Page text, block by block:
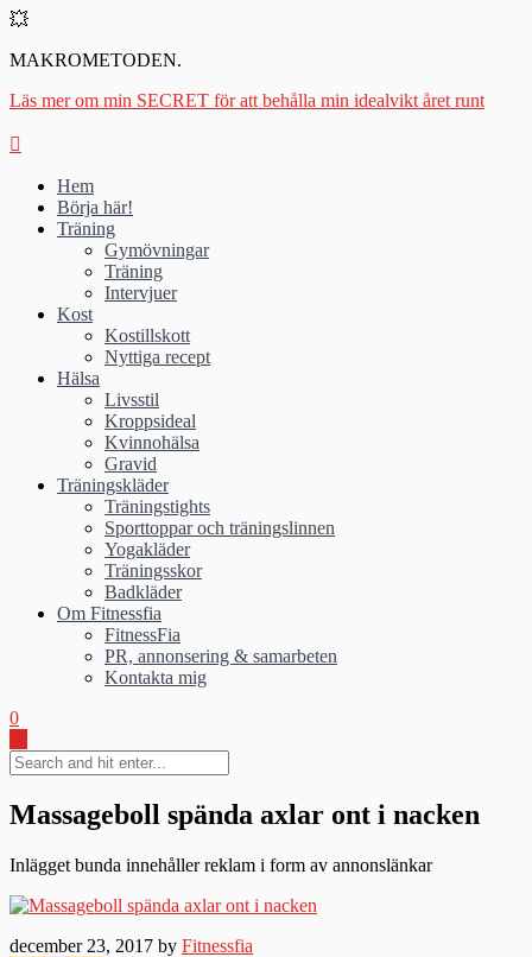
💥
MAKROMETODEN.
Läs mer om min SECRET för att behålla min idealvikt året runt
Hem
Börja här!
Träning
Gymövningar
Träning
Intervjuer
Kost
Kostillskott
Nyttiga recept
Hälsa
Livsstil
Kroppsideal
Kvinnohälsa
Gravid
Träningskläder
Träningstights
Sporttoppar och träningslinnen
Yogakläder
Träningsskor
Badkläder
Om Fitnessfia
FitnessFia
PR, annonsering & samarbeten
Kontakta mig
0
Massageboll spända axlar ont i nacken
Inlägget bunda innehåller reklam i form av annonslänkar
december 23, 2017 by Fitnessfia